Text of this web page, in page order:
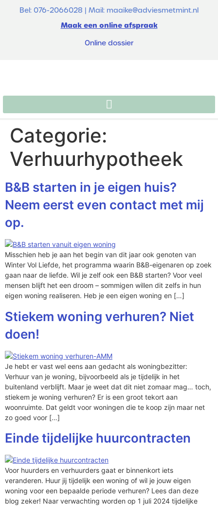
inhoud
Bel: 076-2066028 | Mail: maaike@adviesmetmint.nl
Maak een online afspraak
Online dossier
Categorie:
Verhuurhypotheek
B&B starten in je eigen huis?
Neem eerst even contact met mij
op.
Misschien heb je aan het begin van dit jaar ook genoten van
Winter Vol Liefde, het programma waarin B&B-eigenaren op zoek
gaan naar de liefde. Wil je zelf ook een B&B starten? Voor veel
mensen blijft het een droom – sommigen willen dit zelfs in hun
eigen woning realiseren. Heb je een eigen woning en […]
Stiekem woning verhuren? Niet
doen!
Je hebt er vast wel eens aan gedacht als woningbezitter:
Verhuur van je woning, bijvoorbeeld als je tijdelijk in het
buitenland verblijft. Maar je weet dat dit niet zomaar mag… toch,
stiekem je woning verhuren? Er is een groot tekort aan
woonruimte. Dat geldt voor woningen die te koop zijn maar net
zo goed voor […]
Einde tijdelijke huurcontracten
Voor huurders en verhuurders gaat er binnenkort iets
veranderen. Huur jij tijdelijk een woning of wil je jouw eigen
woning voor een bepaalde periode verhuren? Lees dan deze
blog zeker! Naar verwachting worden op 1 juli 2024 tijdelijke